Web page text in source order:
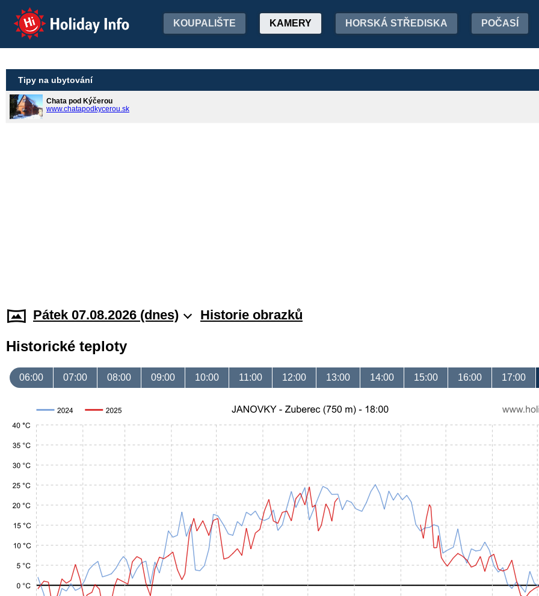
Holiday Info KOUPALIŠTE KAMERY HORSKÁ STŘEDISKA POČASÍ
Tipy na ubytování
Chata pod Kýčerou
www.chatapodkycerou.sk
Pátek 07.08.2026 (dnes) Historie obrazků
Historické teploty
06:00 07:00 08:00 09:00 10:00 11:00 12:00 13:00 14:00 15:00 16:00 17:00